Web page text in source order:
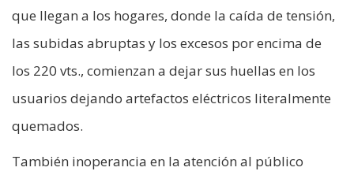
que llegan a los hogares, donde la caída de tensión,
las subidas abruptas y los excesos por encima de
los 220 vts., comienzan a dejar sus huellas en los
usuarios dejando artefactos eléctricos literalmente
quemados.
También inoperancia en la atención al público